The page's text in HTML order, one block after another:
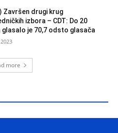
Završen drugi krug
izbora – CDT: Do 20
glasalo je 70,7 odsto glasača
more